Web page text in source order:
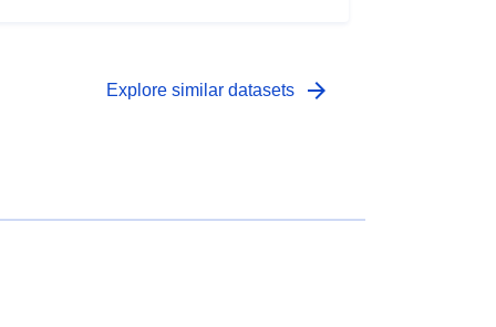
Explore similar datasets arrow_forward